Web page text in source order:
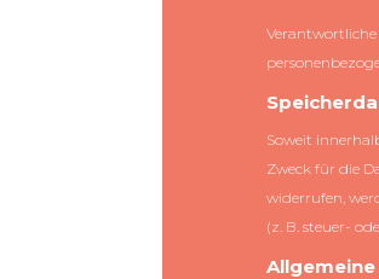
Soweit
Zweck für die
widerrufen,
(z. B. steuer-